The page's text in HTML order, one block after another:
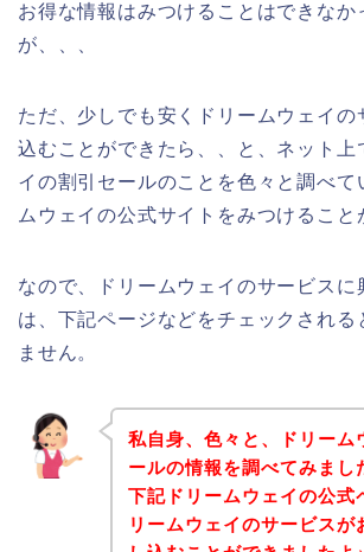
お得な情報はみつけることはできなか
が、、、
ただ、少しでも安くドリームウェイの
込むことができたら、、と、ネット上
イの割引セールのことを色々と調べて
ムウェイの公式サイトをみつけること
なので、ドリームウェイのサービスに
は、下記ページなどをチェックされる
ません。
私自身、色々と、ドリーム
ールの情報を調べてみまし
下記ドリームウェイの公式
リームウェイのサービスが